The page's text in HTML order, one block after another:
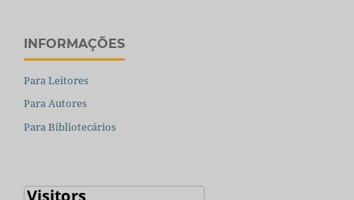
INFORMAÇÕES
Para Leitores
Para Autores
Para Bibliotecários